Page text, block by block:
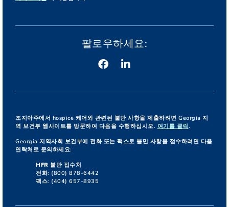
팔로우하세요:
조지아주에서 hospice 케어와 관련된 불만 사항을 제출하려면 Georgia 지
역 보건부 웹사이트를 방문하여 다음을 수행하십시오. 여기를 클릭.
Georgia 지역사회 보건부에 전화 또는 팩스로 불만 사항을 접수하려면 다음
연락처로 문의하세요:
HFR 불만 접수처
전화: (800) 878-6442
팩스: (404) 657-8935